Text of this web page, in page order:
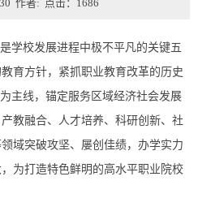
作者: 点击： 1686
学校发展进程中极不平凡的关键五
育方针，紧抓职业教育改革的历史
主线，锚定服务区域经济社会发展
教融合、人才培养、科研创新、社
域突破攻坚、屡创佳绩，办学实力
为打造特色鲜明的高水平职业院校